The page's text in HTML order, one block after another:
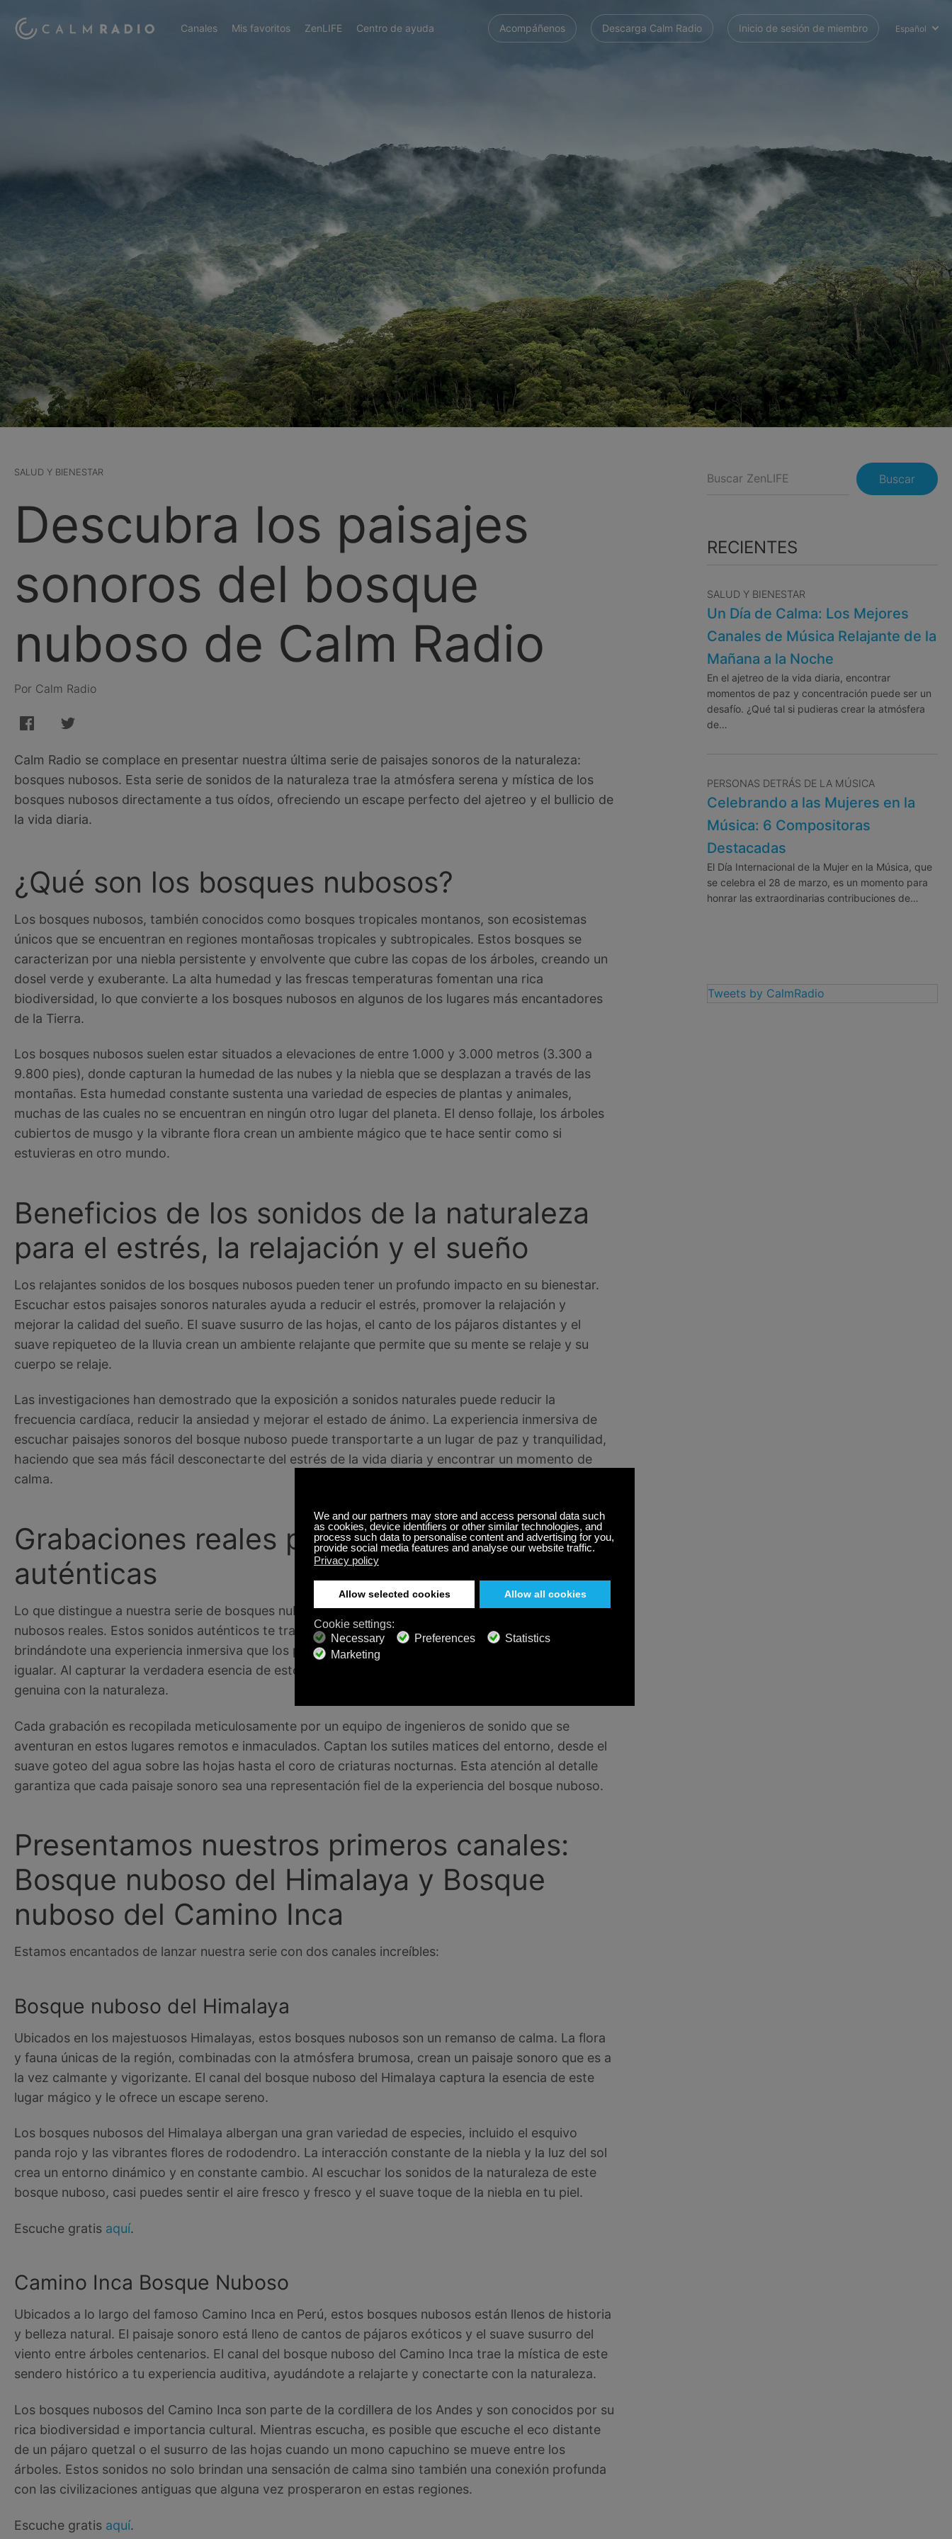
Canales Mis favoritos ZenLIFE Centro de ayuda Acompáñenos Descarga Calm Radio Inicio de sesión de miembro Español
SALUD Y BIENESTAR
Descubra los paisajes
sonoros del bosque
nuboso de Calm Radio
Por Calm Radio
Calm Radio se complace en presentar nuestra última serie de paisajes sonoros de la naturaleza:
bosques nubosos. Esta serie de sonidos de la naturaleza trae la atmósfera serena y mística de los
bosques nubosos directamente a tus oídos, ofreciendo un escape perfecto del ajetreo y el bullicio de
la vida diaria.
¿Qué son los bosques nubosos?
Los bosques nubosos, también conocidos como bosques tropicales montanos, son ecosistemas
únicos que se encuentran en regiones montañosas tropicales y subtropicales. Estos bosques se
caracterizan por una niebla persistente y envolvente que cubre las copas de los árboles, creando un
dosel verde y exuberante. La alta humedad y las frescas temperaturas fomentan una rica
biodiversidad, lo que convierte a los bosques nubosos en algunos de los lugares más encantadores
de la Tierra.
Los bosques nubosos suelen estar situados a elevaciones de entre 1.000 y 3.000 metros (3.300 a
9.800 pies), donde capturan la humedad de las nubes y la niebla que se desplazan a través de las
montañas. Esta humedad constante sustenta una variedad de especies de plantas y animales,
muchas de las cuales no se encuentran en ningún otro lugar del planeta. El denso follaje, los árboles
cubiertos de musgo y la vibrante flora crean un ambiente mágico que te hace sentir como si
estuvieras en otro mundo.
Beneficios de los sonidos de la naturaleza
para el estrés, la relajación y el sueño
Los relajantes sonidos de los bosques nubosos pueden tener un profundo impacto en su bienestar.
Escuchar estos paisajes sonoros naturales ayuda a reducir el estrés, promover la relajación y
mejorar la calidad del sueño. El suave susurro de las hojas, el canto de los pájaros distantes y el
suave repiqueteo de la lluvia crean un ambiente relajante que permite que su mente se relaje y su
cuerpo se relaje.
Las investigaciones han demostrado que la exposición a sonidos naturales puede reducir la
frecuencia cardíaca, reducir la ansiedad y mejorar el estado de ánimo. La experiencia inmersiva de
escuchar paisajes sonoros del bosque nuboso puede transportarte a un lugar de paz y tranquilidad,
haciendo que sea más fácil desconectarte del estrés de la vida diaria y encontrar un momento de
calma.
Grabaciones reales para experiencias
auténticas
Lo que distingue a nuestra serie de bosques nubosos es el uso de grabaciones reales de bosques
nubosos reales. Estos sonidos auténticos te transportan directamente a estos lugares serenos,
brindándote una experiencia inmersiva que los paisajes sonoros artificiales simplemente no pueden
igualar. Al capturar la verdadera esencia de estos entornos, ofrecemos a los oyentes una conexión
genuina con la naturaleza.
Cada grabación es recopilada meticulosamente por un equipo de ingenieros de sonido que se
aventuran en estos lugares remotos e inmaculados. Captan los sutiles matices del entorno, desde el
suave goteo del agua sobre las hojas hasta el coro de criaturas nocturnas. Esta atención al detalle
garantiza que cada paisaje sonoro sea una representación fiel de la experiencia del bosque nuboso.
Presentamos nuestros primeros canales:
Bosque nuboso del Himalaya y Bosque
nuboso del Camino Inca
Estamos encantados de lanzar nuestra serie con dos canales increíbles:
Bosque nuboso del Himalaya
Ubicados en los majestuosos Himalayas, estos bosques nubosos son un remanso de calma. La flora
y fauna únicas de la región, combinadas con la atmósfera brumosa, crean un paisaje sonoro que es a
la vez calmante y vigorizante. El canal del bosque nuboso del Himalaya captura la esencia de este
lugar mágico y le ofrece un escape sereno.
Los bosques nubosos del Himalaya albergan una gran variedad de especies, incluido el esquivo
panda rojo y las vibrantes flores de rododendro. La interacción constante de la niebla y la luz del sol
crea un entorno dinámico y en constante cambio. Al escuchar los sonidos de la naturaleza de este
bosque nuboso, casi puedes sentir el aire fresco y fresco y el suave toque de la niebla en tu piel.
Escuche gratis aquí.
Camino Inca Bosque Nuboso
Ubicados a lo largo del famoso Camino Inca en Perú, estos bosques nubosos están llenos de historia
y belleza natural. El paisaje sonoro está lleno de cantos de pájaros exóticos y el suave susurro del
viento entre árboles centenarios. El canal del bosque nuboso del Camino Inca trae la mística de este
sendero histórico a tu experiencia auditiva, ayudándote a relajarte y conectarte con la naturaleza.
Los bosques nubosos del Camino Inca son parte de la cordillera de los Andes y son conocidos por su
rica biodiversidad e importancia cultural. Mientras escucha, es posible que escuche el eco distante
de un pájaro quetzal o el susurro de las hojas cuando un mono capuchino se mueve entre los
árboles. Estos sonidos no solo brindan una sensación de calma sino también una conexión profunda
con las civilizaciones antiguas que alguna vez prosperaron en estas regiones.
Escuche gratis aquí.
Buscar
RECIENTES
SALUD Y BIENESTAR
Un Día de Calma: Los Mejores
Canales de Música Relajante de la
Mañana a la Noche
En el ajetreo de la vida diaria, encontrar
momentos de paz y concentración puede ser un
desafío. ¿Qué tal si pudieras crear la atmósfera
de…
PERSONAS DETRÁS DE LA MÚSICA
Celebrando a las Mujeres en la
Música: 6 Compositoras
Destacadas
El Día Internacional de la Mujer en la Música, que
se celebra el 28 de marzo, es un momento para
honrar las extraordinarias contribuciones de…
Tweets by CalmRadio